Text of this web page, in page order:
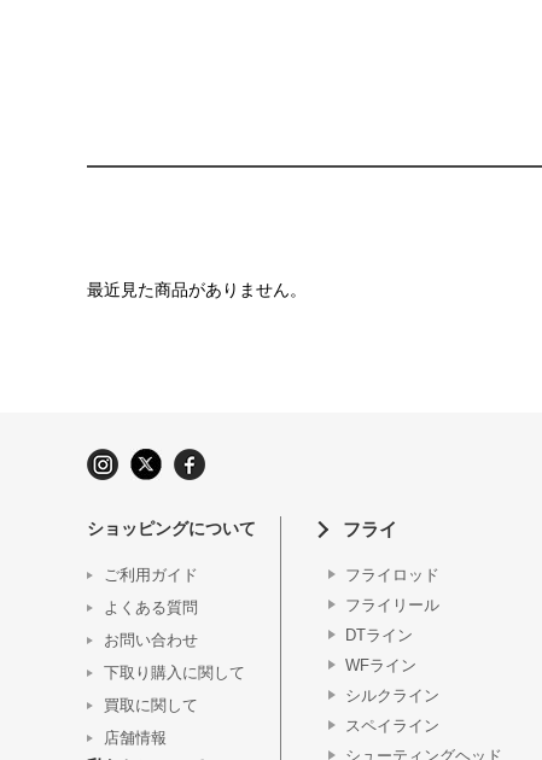
最近見た商品がありません。
ショッピングについて
ご利用ガイド
よくある質問
お問い合わせ
下取り購入に関して
買取に関して
店舗情報
フライ
フライロッド
フライリール
DTライン
WFライン
シルクライン
スペイライン
シューティングヘッド